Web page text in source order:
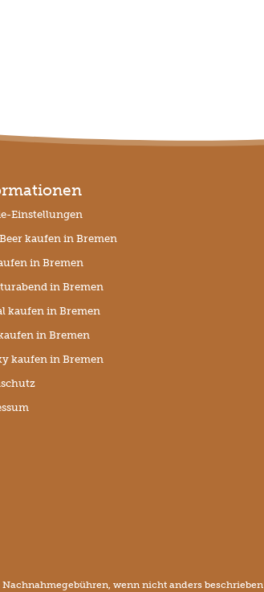
Einstellungen
kaufen in Bremen
in Bremen
in Bremen
kaufen in Bremen
in Bremen
kaufen in Bremen
wenn nicht anders beschrieben